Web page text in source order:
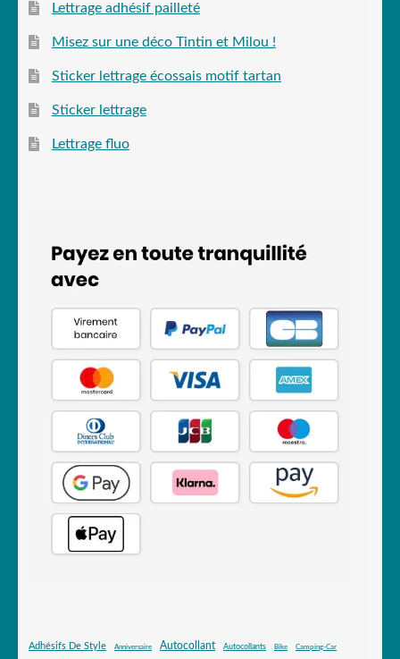
Lettrage adhésif pailleté
Misez sur une déco Tintin et Milou !
Sticker lettrage écossais motif tartan
Sticker lettrage
Lettrage fluo
Adhésifs De Style Anniversaire Autocollant Autocollants Bike Camping-Car